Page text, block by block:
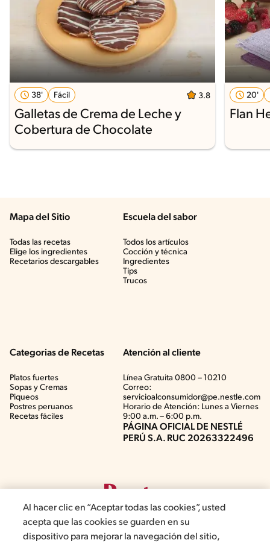
38' Fácil 3.8
Galletas de Crema de Leche y
Cobertura de Chocolate
20'
Flan
Mapa del Sitio
Todas las recetas
Elige los ingredientes
Recetarios descargables
Escuela del sabor
Todos los artículos
Cocción y técnica
Ingredientes
Tips
Trucos
Categorias de Recetas
Platos fuertes
Sopas y Cremas
Piqueos
Postres peruanos
Recetas fáciles
Atención al cliente
Línea Gratuita 0800 – 10210
Correo:
servicioalconsumidor@pe.nestle.com
Horario de Atención: Lunes a Viernes
9:00 a.m. – 6:00 p.m.
PÁGINA OFICIAL DE NESTLÉ
PERÚ S.A. RUC 20263322496
Al hacer clic en “Aceptar todas las cookies”, usted
acepta que las cookies se guarden en su
dispositivo para mejorar la navegación del sitio,